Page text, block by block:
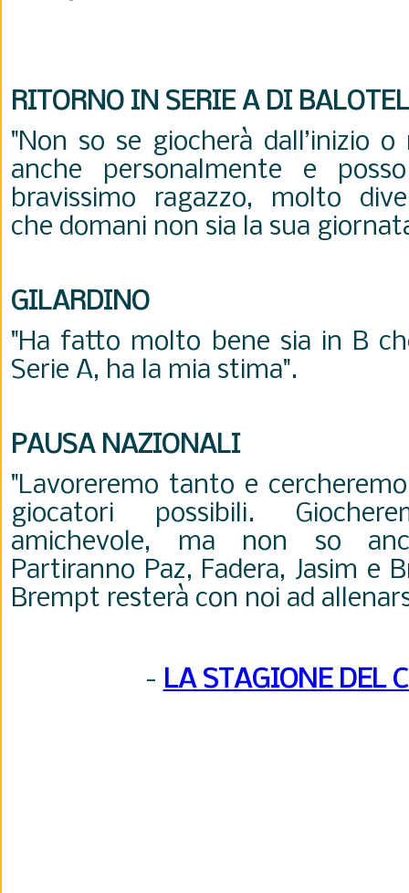
RITORNO IN SERIE A DI
"Non so se giocherà dall’inizio
anche personalmente e
bravissimo ragazzo, molto
che domani non sia la sua
GILARDINO
"Ha fatto molto bene sia in B
Serie A, ha la mia stima".
PAUSA NAZIONALI
"Lavoreremo tanto e
giocatori possibili.
amichevole, ma non so
Partiranno Paz, Fadera, Jasim e
Brempt resterà con noi ad
- LA STAGIONE DEL